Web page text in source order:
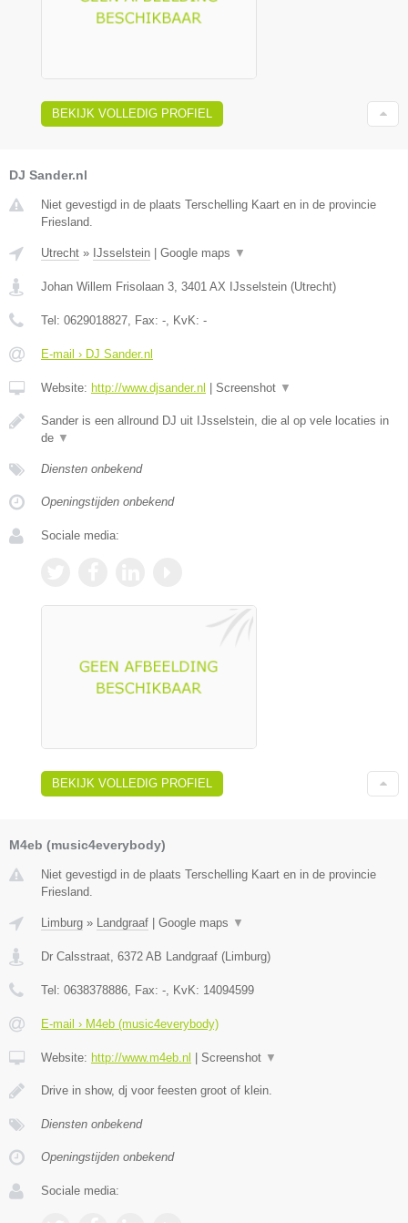
BEKIJK VOLLEDIG PROFIEL
DJ Sander.nl
Niet gevestigd in de plaats Terschelling Kaart en in de provincie
Friesland.
Utrecht » IJsselstein | Google maps ▼
Johan Willem Frisolaan 3 3401 AX IJsselstein (Utrecht)
Tel: 0629018827 , Fax: - , KvK: -
E-mail › DJ Sander.nl
Website: http://www.djsander.nl | Screenshot ▼
Sander is een allround DJ uit IJsselstein, die al op vele locaties in
de ▼
Diensten onbekend
Openingstijden onbekend
Sociale media:
BEKIJK VOLLEDIG PROFIEL
M4eb (music4everybody)
Niet gevestigd in de plaats Terschelling Kaart en in de provincie
Friesland.
Limburg » Landgraaf Google maps ▼
Dr Calsstraat, 6372 AB Landgraaf (Limburg)
Tel: 0638378886, Fax: -, KvK: 14094599
E-mail › M4eb (music4everybody)
Website: http://www.m4eb.nl Screenshot ▼
Drive in show, dj voor feesten groot of klein.
Diensten onbekend
Openingstijden onbekend
Sociale media: